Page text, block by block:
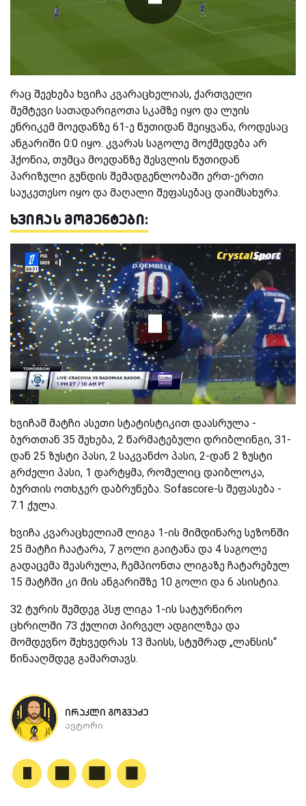
რაც შეეხება ხვიჩა კვარაცხელიას, ქართველი
შემტევი სათადარიგოთა სკამზე იყო და ლუის
ენრიკემ მოედანზე 61-ე წუთიდან შეიყვანა, როდესაც
ანგარიში 0:0 იყო. კვარას საგოლე მოქმედება არ
ჰქონია, თუმცა მოედანზე შესვლის წუთიდან
პარიზული გუნდის შემადგენლობაში ერთ-ერთი
საუკეთესო იყო და მაღალი შეფასებაც დაიმსახურა.
ხვიჩას მომენტები:
ხვიჩამ მატჩი ასეთი სტატისტიკით დაასრულა -
ბურთთან 35 შეხება, 2 წარმატებული დრიბლინგი, 31-
დან 25 ზუსტი პასი, 2 საკვანძო პასი, 2-დან 2 ზუსტი
გრძელი პასი, 1 დარტყმა, რომელიც დაიბლოკა,
ბურთის ოთხჯერ დაბრუნება. Sofascore-ს შეფასება -
7.1 ქულა.
ხვიჩა კვარაცხელიამ ლიგა 1-ის მიმდინარე სეზონში
25 მატჩი ჩაატარა, 7 გოლი გაიტანა და 4 საგოლე
გადაცემა შეასრულა, ჩემპიონთა ლიგაზე ჩატარებულ
15 მატჩში კი მის ანგარიშზე 10 გოლი და 6 ასისტია.
32 ტურის შემდეგ პსჟ ლიგა 1-ის სატურნირო
ცხრილში 73 ქულით პირველ ადგილზეა და
მომდევნო შეხვედრას 13 მაისს, სტუმრად „ლანსის“
წინააღმდეგ გამართავს.
ირაკლი გოგვაძე
ავტორი